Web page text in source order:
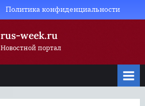
Политика конфиденциальности
rus-week.ru
Новостной портал